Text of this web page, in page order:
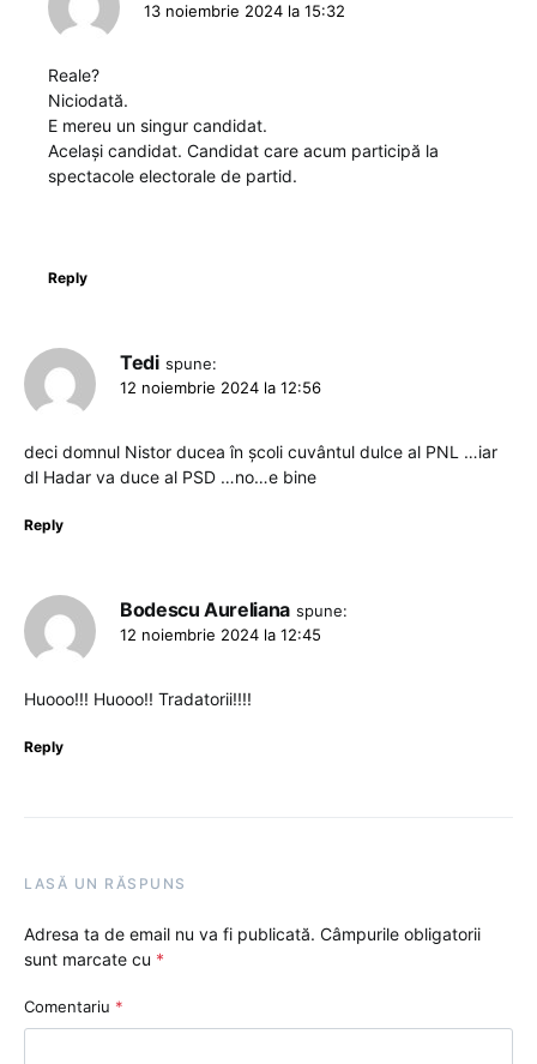
13 noiembrie 2024 la 15:32
Reale?
Niciodată.
E mereu un singur candidat.
Același candidat. Candidat care acum participă la
spectacole electorale de partid.
Reply
Tedi spune:
12 noiembrie 2024 la 12:56
deci domnul Nistor ducea în școli cuvântul dulce al PNL …iar
dl Hadar va duce al PSD …no…e bine
Reply
Bodescu Aureliana spune:
12 noiembrie 2024 la 12:45
Huooo!!! Huooo!! Tradatorii!!!!
Reply
LASĂ UN RĂSPUNS
Adresa ta de email nu va fi publicată. Câmpurile obligatorii
sunt marcate cu *
Comentariu *